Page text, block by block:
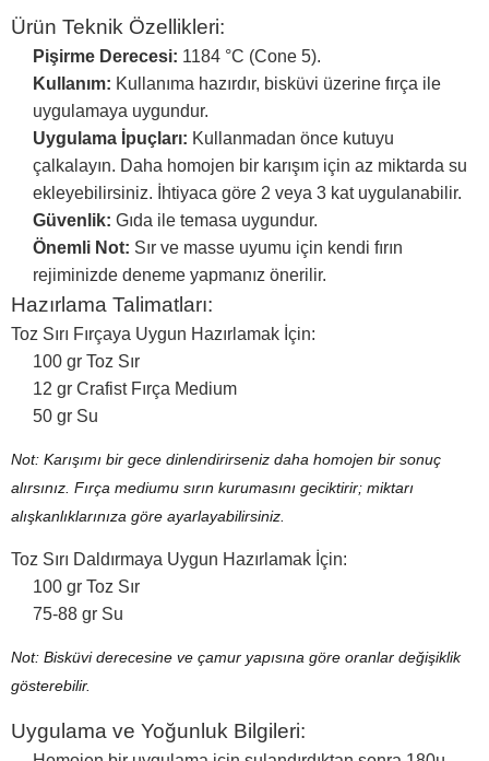
Ürün Teknik Özellikleri:
Pişirme Derecesi: 1184 °C (Cone 5).
Kullanım: Kullanıma hazırdır, bisküvi üzerine fırça ile
uygulamaya uygundur.
Uygulama İpuçları: Kullanmadan önce kutuyu
çalkalayın. Daha homojen bir karışım için az miktarda su
ekleyebilirsiniz. İhtiyaca göre 2 veya 3 kat uygulanabilir.
Güvenlik: Gıda ile temasa uygundur.
Önemli Not: Sır ve masse uyumu için kendi fırın
rejiminizde deneme yapmanız önerilir.
Hazırlama Talimatları:
Toz Sırı Fırçaya Uygun Hazırlamak İçin:
100 gr Toz Sır
12 gr Crafist Fırça Medium
50 gr Su
Not: Karışımı bir gece dinlendirirseniz daha homojen bir sonuç
alırsınız. Fırça mediumu sırın kurumasını geciktirir; miktarı
alışkanlıklarınıza göre ayarlayabilirsiniz.
Toz Sırı Daldırmaya Uygun Hazırlamak İçin:
100 gr Toz Sır
75-88 gr Su
Not: Bisküvi derecesine ve çamur yapısına göre oranlar değişiklik
gösterebilir.
Uygulama ve Yoğunluk Bilgileri: